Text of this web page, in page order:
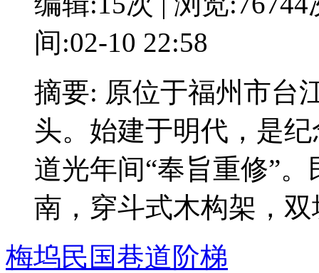
间:02-10 22:58
摘要: 原位于福州市台
头。始建于明代，是
道光年间“奉旨重修”
南，穿斗式木构架，
梅坞民国巷道阶梯